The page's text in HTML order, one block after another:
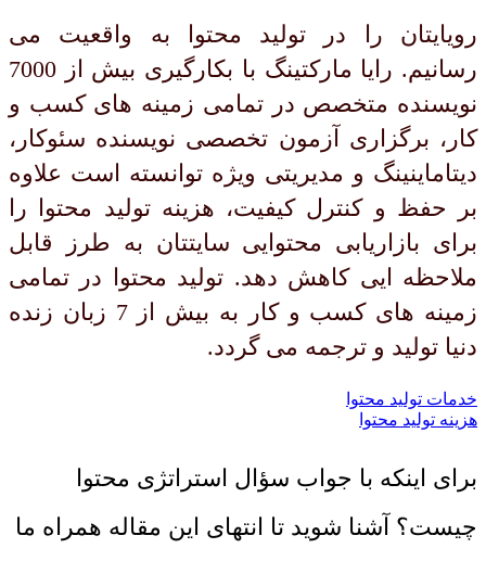
رویایتان را در تولید محتوا به واقعیت می
رسانیم. رایا مارکتینگ با بکارگیری بیش از 7000
نویسنده متخصص در تمامی زمینه های کسب و
کار، برگزاری آزمون تخصصی نویسنده سئوکار،
دیتاماینینگ و مدیریتی ویژه توانسته است علاوه
بر حفظ و کنترل کیفیت، هزینه تولید محتوا را
برای بازاریابی محتوایی سایتتان به طرز قابل
ملاحظه ایی کاهش دهد. تولید محتوا در تمامی
زمینه های کسب و کار به بیش از 7 زبان زنده
دنیا تولید و ترجمه می گردد.
خدمات تولید محتوا
هزینه تولید محتوا
برای اینکه با جواب سؤال استراتژی محتوا
چیست؟ آشنا شوید تا انتهای این مقاله همراه ما